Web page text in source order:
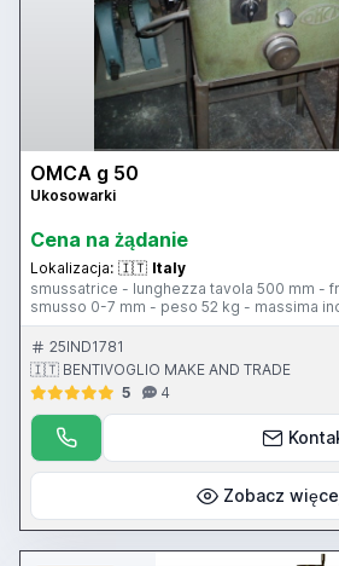
OMCA g 50
Ukosowarki
Cena na żądanie
Lokalizacja: 🇮🇹 Italy
smussatrice - lunghezza tavola 500 mm -
smusso 0-7 mm - peso 52 kg - massima
25IND1781
🇮🇹 BENTIVOGLIO MAKE AND TRADE
5
4
Zobacz